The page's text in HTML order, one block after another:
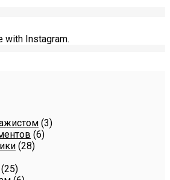
with Instagram.
(3)
(6)
(28)
(25)